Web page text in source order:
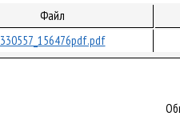
Файл
330557_156476pdf.pdf